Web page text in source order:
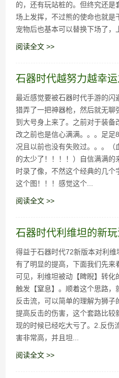
的，还有玩站桩的。但终究还
场上发挥，不过熊的使命也就是
宠物后也基本可以替换下场了，
阅读全文 >>
石器时代越努力越幸
最近感觉要被石器时代手游的闪
猎弄了一把神器枪，然后就无聊
到大号身上来了。之前对于装备
改之前也是信心满满。。。足足
况且以前也没有失败过。。。
的太少了！！！！）自信满满的
时录了像，不然这个经典的几个
这个图！！！感觉这个...
阅读全文 >>
石器时代利维坦的新
得益于石器时代72新版本对利
有了明显的提高，下面我们先来
可见，利维坦被动【睥睨】转化
触发【窒息】。顺着这个思路，
反击流，可以简单的理解为狮
提高反击的伤害，这个套路比较
现的时候已经吃大亏了。2.反伤
害非常高，并且坦...
阅读全文 >>